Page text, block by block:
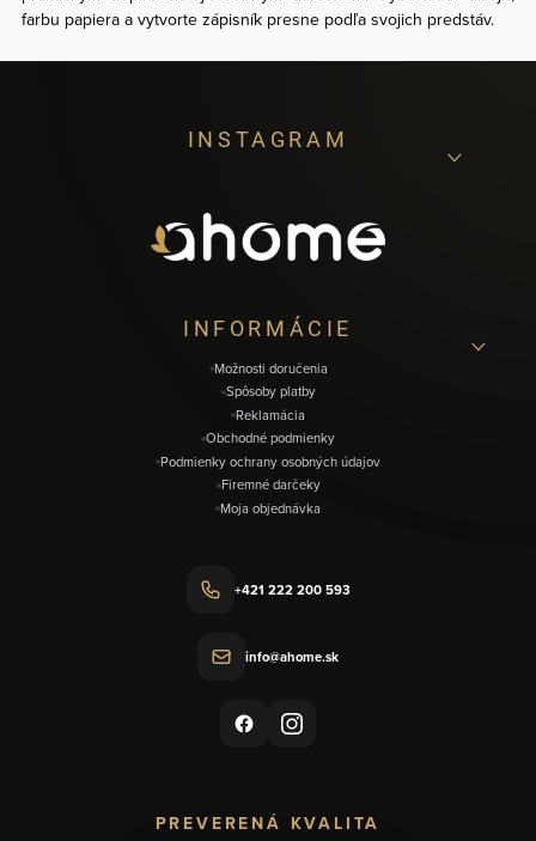
farbu papiera a vytvorte zápisník presne podľa svojich predstáv.
INSTAGRAM
INFORMÁCIE
Možnosti doručenia
Spôsoby platby
Reklamácia
Obchodné podmienky
Podmienky ochrany osobných údajov
Firemné darčeky
Moja objednávka
+421 222 200 593
info@ahome.sk
PREVERENÁ KVALITA